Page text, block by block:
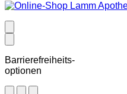
Barrierefreiheits-
optionen